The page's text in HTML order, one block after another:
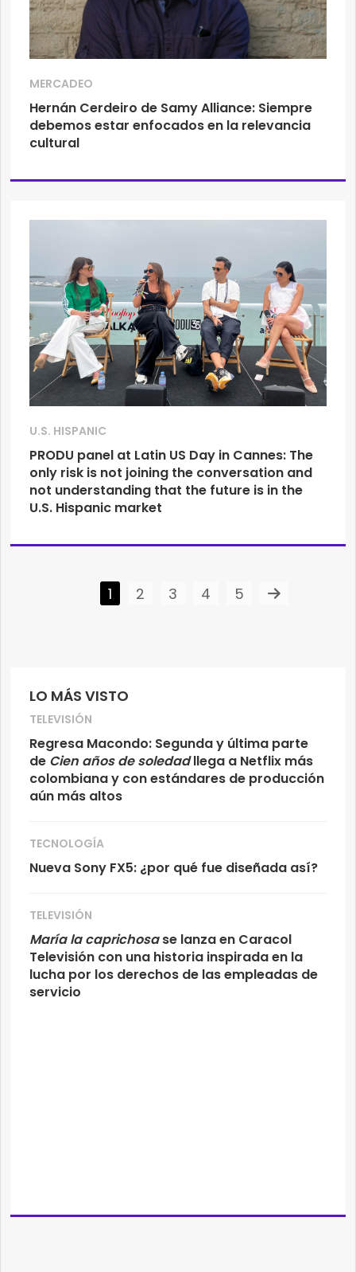
LO MÁS VISTO
TELEVISIÓN
Regresa Macondo: Segunda y última parte
de Cien años de soledadllega a Netflix más
colombiana y con estándares de producción
aún más altos
TECNOLOGÍA
Nueva Sony FX5: ¿por qué fue diseñada así?
TELEVISIÓN
María la caprichosase lanza en Caracol
Televisión con una historia inspirada en la
lucha por los derechos de las empleadas de
servicio
MERCADEO
Hernán Cerdeiro de Samy Alliance: Siempre
debemos estar enfocados en la relevancia
cultural
U.S. HISPANIC
PRODU panel at Latin US Day in Cannes: The
only risk is not joining the conversation and
not understanding that the future is in the
U.S. Hispanic market
1 2 3 4 5